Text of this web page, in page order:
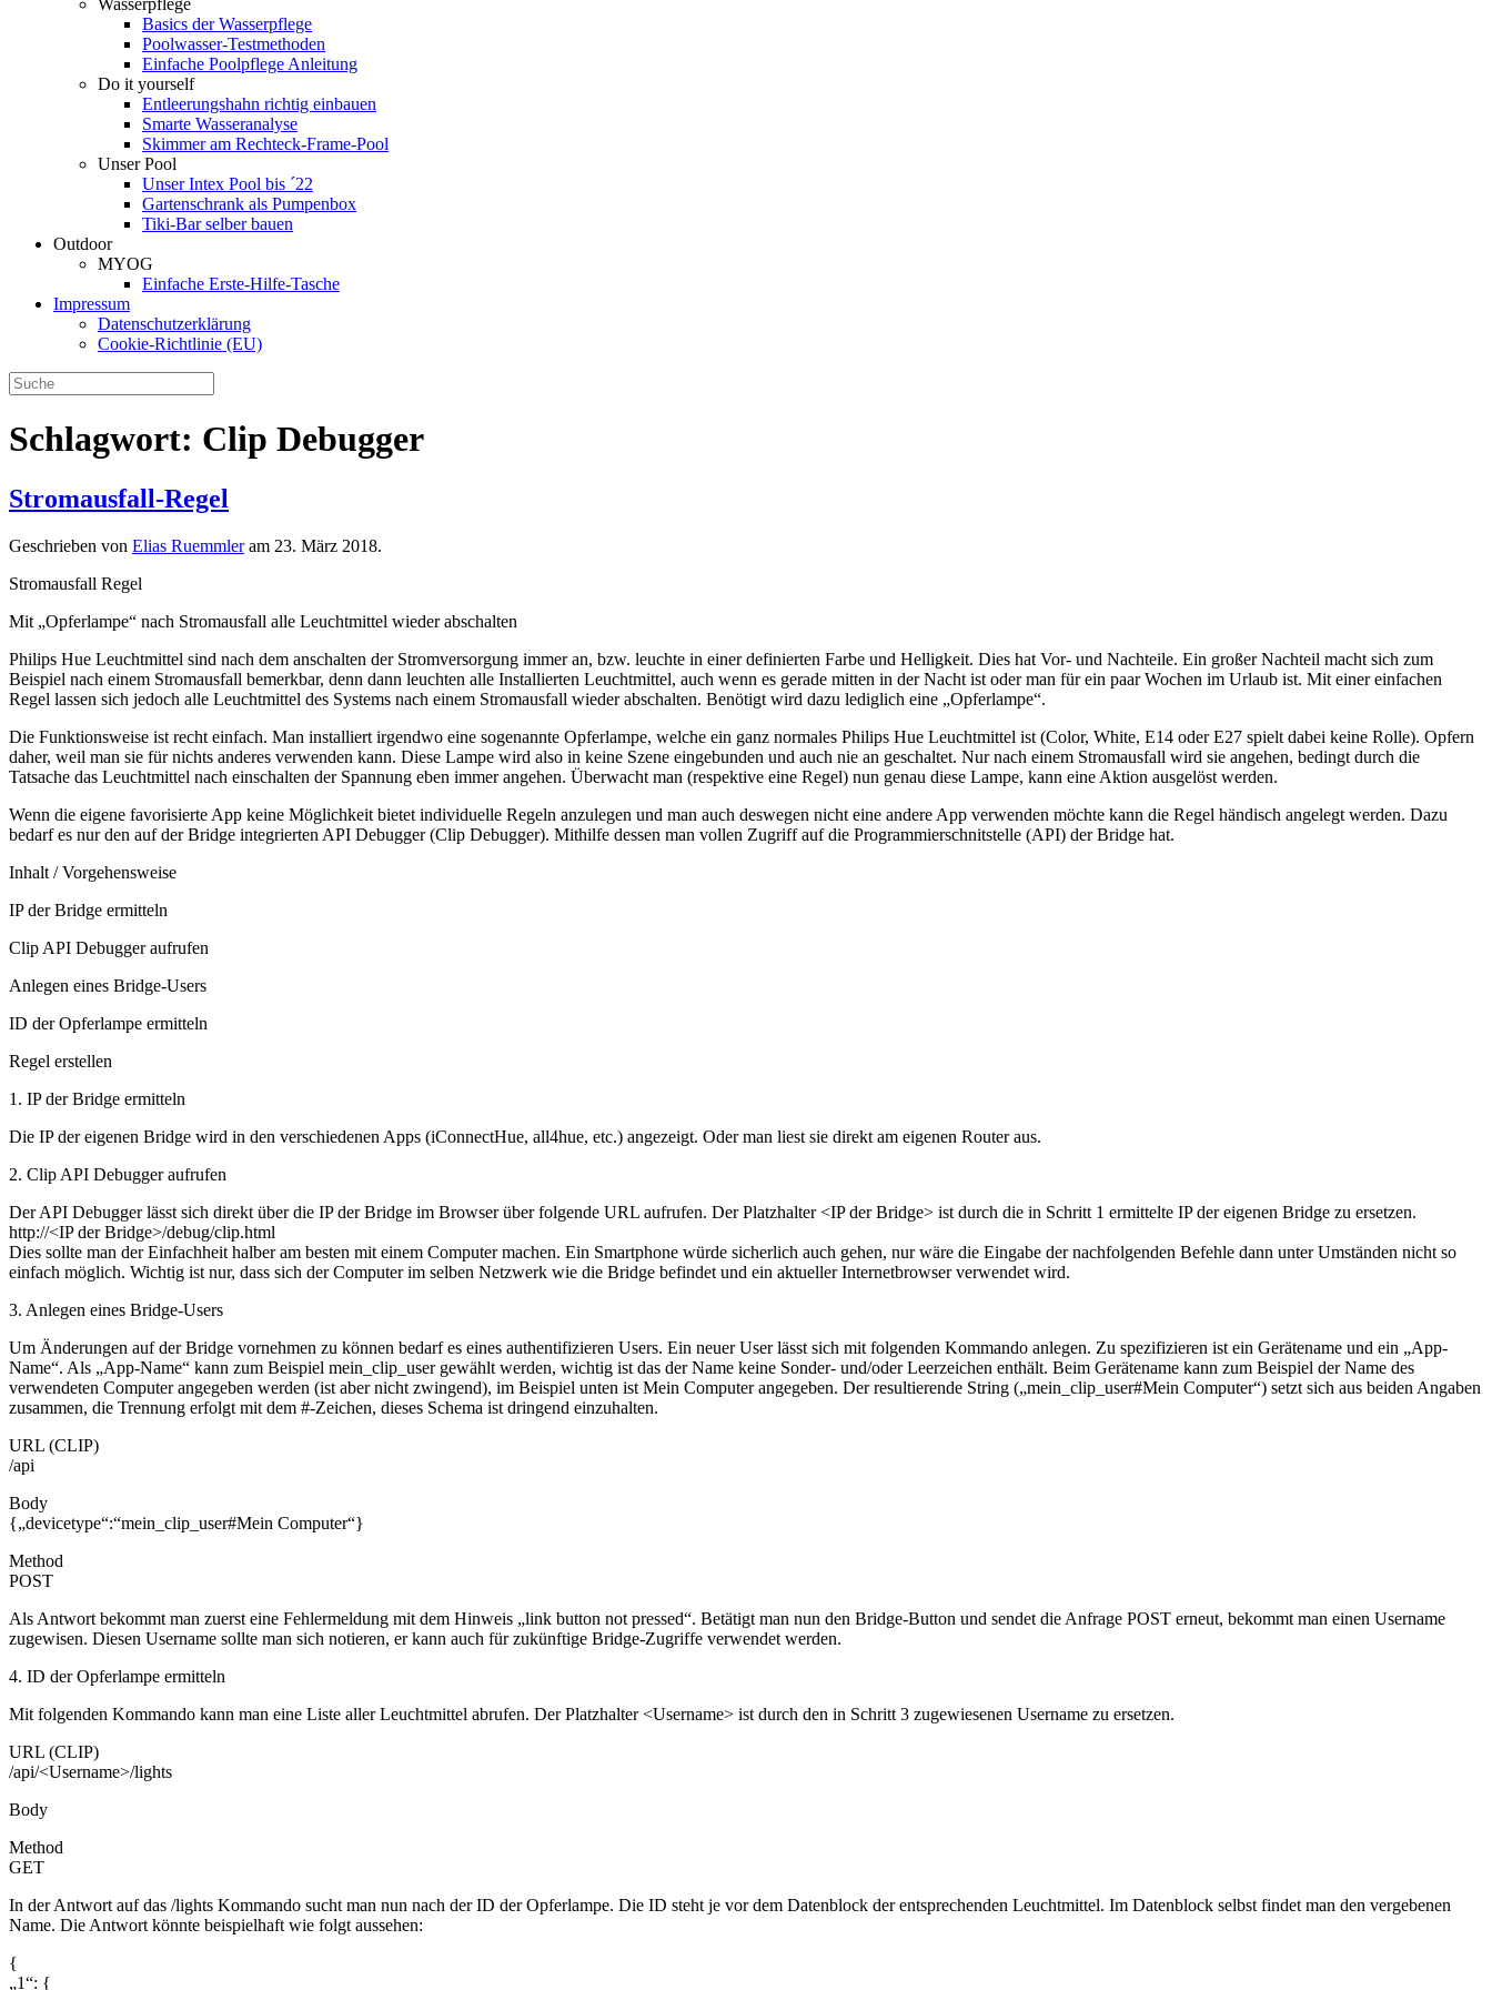
Wasserpflege
Basics der Wasserpflege
Poolwasser-Testmethoden
Einfache Poolpflege Anleitung
Do it yourself
Ent­leerungs­hahn richtig einbauen
Smarte Wasseranalyse
Skimmer am Rechteck-Frame-Pool
Unser Pool
Unser Intex Pool bis ´22
Gartenschrank als Pumpenbox
Tiki-Bar selber bauen
Outdoor
MYOG
Einfache Erste-Hilfe-Tasche
Impressum
Datenschutzerklärung
Cookie-Richtlinie (EU)
Schlagwort: Clip Debugger
Stromausfall-Regel
Geschrieben von Elias Ruemmleram 23. März 2018.
Stromausfall Regel
Mit „Opferlampe“ nach Stromausfall alle Leuchtmittel wieder abschalten
Philips Hue Leuchtmittel sind nach dem anschalten der Stromversorgung immer an, bzw. leuchte in einer definierten Farbe und Helligkeit. Dies hat Vor- und Nachteile. Ein großer Nachteil macht sich zum
Beispiel nach einem Stromausfall bemerkbar, denn dann leuchten alle Installierten Leuchtmittel, auch wenn es gerade mitten in der Nacht ist oder man für ein paar Wochen im Urlaub ist. Mit einer einfachen
Regel lassen sich jedoch alle Leuchtmittel des Systems nach einem Stromausfall wieder abschalten. Benötigt wird dazu lediglich eine „Opferlampe“.
Die Funktionsweise ist recht einfach. Man installiert irgendwo eine sogenannte Opferlampe, welche ein ganz normales Philips Hue Leuchtmittel ist (Color, White, E14 oder E27 spielt dabei keine Rolle). Opfern
daher, weil man sie für nichts anderes verwenden kann. Diese Lampe wird also in keine Szene eingebunden und auch nie an geschaltet. Nur nach einem Stromausfall wird sie angehen, bedingt durch die
Tatsache das Leuchtmittel nach einschalten der Spannung eben immer angehen. Überwacht man (respektive eine Regel) nun genau diese Lampe, kann eine Aktion ausgelöst werden.
Wenn die eigene favorisierte App keine Möglichkeit bietet individuelle Regeln anzulegen und man auch deswegen nicht eine andere App verwenden möchte kann die Regel händisch angelegt werden. Dazu
bedarf es nur den auf der Bridge integrierten API Debugger (Clip Debugger). Mithilfe dessen man vollen Zugriff auf die Programmierschnitstelle (API) der Bridge hat.
Inhalt / Vorgehensweise
IP der Bridge ermitteln
Clip API Debugger aufrufen
Anlegen eines Bridge-Users
ID der Opferlampe ermitteln
Regel erstellen
1. IP der Bridge ermitteln
Die IP der eigenen Bridge wird in den verschiedenen Apps (iConnectHue, all4hue, etc.) angezeigt. Oder man liest sie direkt am eigenen Router aus.
2. Clip API Debugger aufrufen
Der API Debugger lässt sich direkt über die IP der Bridge im Browser über folgende URL aufrufen. Der Platzhalter <IP der Bridge> ist durch die in Schritt 1 ermittelte IP der eigenen Bridge zu ersetzen.
http://<IP der Bridge>/debug/clip.html
Dies sollte man der Einfachheit halber am besten mit einem Computer machen. Ein Smartphone würde sicherlich auch gehen, nur wäre die Eingabe der nachfolgenden Befehle dann unter Umständen nicht so
einfach möglich. Wichtig ist nur, dass sich der Computer im selben Netzwerk wie die Bridge befindet und ein aktueller Internetbrowser verwendet wird.
3. Anlegen eines Bridge-Users
Um Änderungen auf der Bridge vornehmen zu können bedarf es eines authentifizieren Users. Ein neuer User lässt sich mit folgenden Kommando anlegen. Zu spezifizieren ist ein Gerätename und ein „App-
Name“. Als „App-Name“ kann zum Beispiel mein_clip_user gewählt werden, wichtig ist das der Name keine Sonder- und/oder Leerzeichen enthält. Beim Gerätename kann zum Beispiel der Name des
verwendeten Computer angegeben werden (ist aber nicht zwingend), im Beispiel unten ist Mein Computer angegeben. Der resultierende String („mein_clip_user#Mein Computer“) setzt sich aus beiden Angaben
zusammen, die Trennung erfolgt mit dem #-Zeichen, dieses Schema ist dringend einzuhalten.
URL (CLIP)
/api
Body
{„devicetype“:“mein_clip_user#Mein Computer“}
Method
POST
Als Antwort bekommt man zuerst eine Fehlermeldung mit dem Hinweis „link button not pressed“. Betätigt man nun den Bridge-Button und sendet die Anfrage POST erneut, bekommt man einen Username
zugewisen. Diesen Username sollte man sich notieren, er kann auch für zukünftige Bridge-Zugriffe verwendet werden.
4. ID der Opferlampe ermitteln
Mit folgenden Kommando kann man eine Liste aller Leuchtmittel abrufen. Der Platzhalter <Username> ist durch den in Schritt 3 zugewiesenen Username zu ersetzen.
URL (CLIP)
/api/<Username>/lights
Body
Method
GET
In der Antwort auf das /lights Kommando sucht man nun nach der ID der Opferlampe. Die ID steht je vor dem Datenblock der entsprechenden Leuchtmittel. Im Datenblock selbst findet man den vergebenen
Name. Die Antwort könnte beispielhaft wie folgt aussehen:
{
„1“: {